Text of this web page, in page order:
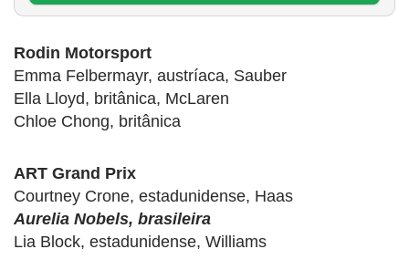
Rodin Motorsport
Emma Felbermayr, austríaca, Sauber
Ella Lloyd, britânica, McLaren
Chloe Chong, britânica
ART Grand Prix
Courtney Crone, estadunidense, Haas
Aurelia Nobels, brasileira
Lia Block, estadunidense, Williams